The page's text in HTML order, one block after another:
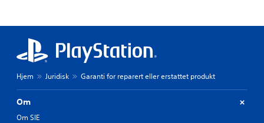
Hjem Juridisk Garanti for reparert eller erstattet produkt
Om
Om SIE